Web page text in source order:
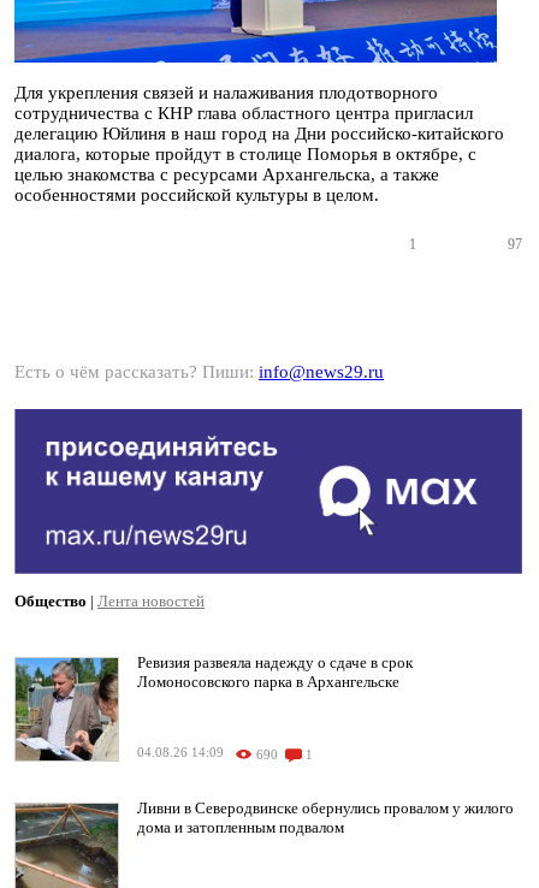
Для укрепления связей и налаживания плодотворного
сотрудничества с КНР глава областного центра пригласил
делегацию Юйлиня в наш город на Дни российско-китайского
диалога, которые пройдут в столице Поморья в октябре, с
целью знакомства с ресурсами Архангельска, а также
особенностями российской культуры в целом.
1 97
Есть о чём рассказать? Пиши: info@news29.ru
Общество | Лента новостей
Ревизия развеяла надежду о сдаче в срок
Ломоносовского парка в Архангельске
04.08.26 14:09 690 1
Ливни в Северодвинске обернулись провалом у жилого
дома и затопленным подвалом